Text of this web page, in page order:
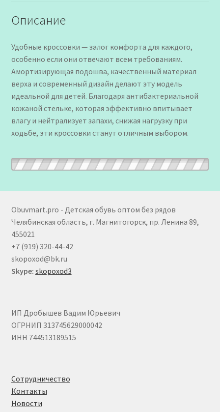
Описание
Удобные кроссовки — залог комфорта для каждого,
особенно если они отвечают всем требованиям.
Амортизирующая подошва, качественный материал
верха и современный дизайн делают эту модель
идеальной для детей. Благодаря антибактериальной
кожаной стельке, которая эффективно впитывает
влагу и нейтрализует запахи, снижая нагрузку при
ходьбе, эти кроссовки станут отличным выбором.
Obuvmart.pro - Детская обувь оптом без рядов
Челябинская область, г. Магнитогорск, пр. Ленина 89,
455021
+7 (919) 320-44-42
skopoxod@bk.ru
Skype: skopoxod3
ИП Дробышев Вадим Юрьевич
ОГРНИП 313745629000042
ИНН 744513189515
Сотрудничество
Контакты
Новости